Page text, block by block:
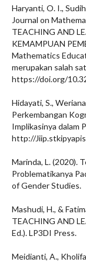
Haryanti, O. I.,
Journal on
TEACHING AND
KEMAMPUAN
Mathematics
merupakan salah
https://doi.org/
Hidayati, S.,
Perkembangan
Implikasinya dalam
http://
Marinda, L. (2020).
Problematikanya
of Gender Studies.
Mashudi, H., &
TEACHING AND
Ed.). LP3DI Press.
Meidianti, A.,